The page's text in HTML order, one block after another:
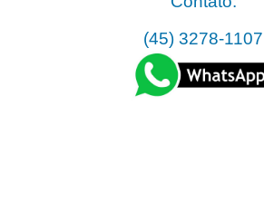
(45) 3278-1107